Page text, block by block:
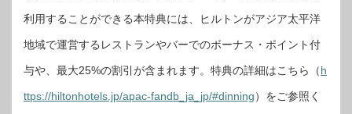
利用することができる本特典には、ヒルトンがアジア太平洋
地域で運営するレストランやバーでのボーナス・ポイント付
与や、最大25%の割引が含まれます。特典の詳細はこちら（h
ttps://hiltonhotels.jp/apac-fandb_ja_jp/#dinning）をご参照く